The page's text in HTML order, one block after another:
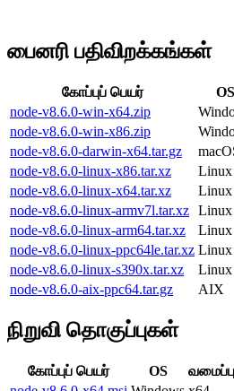
பைனரி பதிவிறக்கங்கள்
கோப்புப் பெயர் OS
node-v8.6.0-win-x64.zip
node-v8.6.0-win-x86.zip
node-v8.6.0-darwin-x64.tar.gz
node-v8.6.0-linux-x86.tar.xz
Linux
node-v8.6.0-linux-x64.tar.xz
Linux
node-v8.6.0-linux-armv7l.tar.xz Linux
node-v8.6.0-linux-arm64.tar.xz
Linux
node-v8.6.0-linux-ppc64le.tar.xz Linux
node-v8.6.0-linux-s390x.tar.xz
Linux
node-v8.6.0-aix-ppc64.tar.gz
AIX
நிறுவி தொகுப்புகள்
கோப்புப் பெயர் OS
வமைப்பு